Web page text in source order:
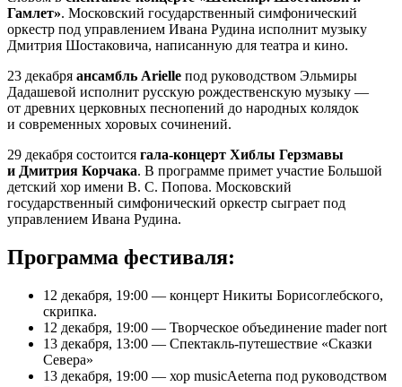
Гамлет». Московский государственный симфонический
оркестр под управлением Ивана Рудина исполнит музыку
Дмитрия Шостаковича, написанную для театра и кино.
23 декабря ансамбль Arielle под руководством Эльмиры
Дадашевой исполнит русскую рождественскую музыку —
от древних церковных песнопений до народных колядок
и современных хоровых сочинений.
29 декабря состоится гала-концерт Хиблы Герзмавы
и Дмитрия Корчака. В программе примет участие Большой
детский хор имени В. С. Попова. Московский
государственный симфонический оркестр сыграет под
управлением Ивана Рудина.
Программа фестиваля:
12 декабря, 19:00 — концерт Никиты Борисоглебского,
скрипка.
12 декабря, 19:00 — Творческое объединение mader nort
13 декабря, 13:00 — Спектакль-путешествие «Сказки
Севера»
13 декабря, 19:00 — хор musicAeterna под руководством